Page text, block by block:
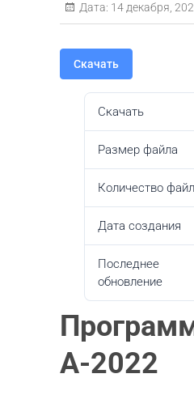
Дата: 14 декабря,
Скачать
Скачать
Размер файла
Количество
Дата создания
Последнее
обновление
А-2022